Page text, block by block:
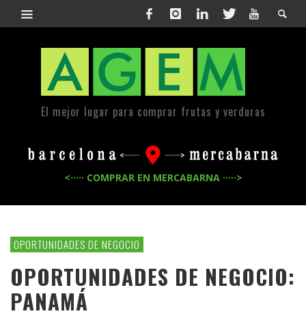
El mejor lugar para comprar frutas y verduras
<····· COMPRAR EN MERCABARNA ·····>
OPORTUNIDADES DE NEGOCIO
OPORTUNIDADES DE NEGOCIO:
PANAMÁ